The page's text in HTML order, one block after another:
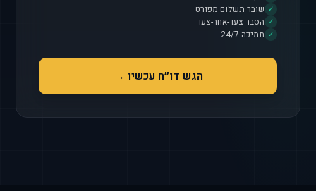
✓ שובר תשלום מפורט
✓ הסבר צעד-אחר-צעד
✓ תמיכה 24/7
הגש דו״ח עכשיו →